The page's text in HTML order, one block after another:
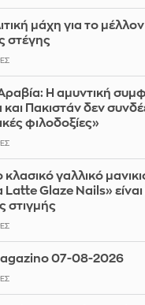
μάχη για το μέλλον
στέγης
Η αμυντική
και Πακιστάν δεν
φιλοδοξίες»
κλασικό γαλλικό
Glaze Nails» είναι
στιγμής
07-08-2026